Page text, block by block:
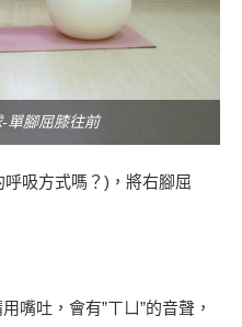
單腳屈膝往前
吸方式嗎？)，將右腳屈
嘴吐，會有”ㄒㄩ”的音聲，